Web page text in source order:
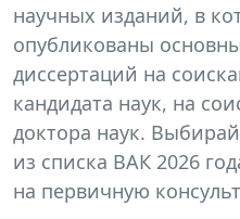
научных изданий, в
опубликованы
диссертаций на
кандидата наук, на
доктора наук.
из списка ВАК 2026
на первичную